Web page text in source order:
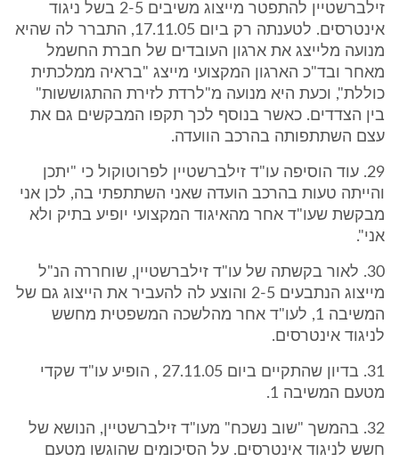
זילברשטיין להתפטר מייצוג משיבים 2-5 בשל ניגוד
אינטרסים. לטענתה רק ביום 17.11.05, התברר לה שהיא
מנועה מלייצג את ארגון העובדים של חברת החשמל
מאחר ובד"כ הארגון המקצועי מייצג "בראיה ממלכתית
כוללת", וכעת היא מנועה מ"לרדת לזירת ההתגוששות"
בין הצדדים. כאשר בנוסף לכך תקפו המבקשים גם את
עצם השתתפותה בהרכב הוועדה.
29. עוד הוסיפה עו"ד זילברשטיין לפרוטוקול כי "יתכן
והייתה טעות בהרכב הועדה שאני השתתפתי בה, לכן אני
מבקשת שעו"ד אחר מהאיגוד המקצועי יופיע בתיק ולא
אני".
30. לאור בקשתה של עו"ד זילברשטיין, שוחררה הנ"ל
מייצוג הנתבעים 2-5 והוצע לה להעביר את הייצוג גם של
המשיבה 1, לעו"ד אחר מהלשכה המשפטית מחשש
לניגוד אינטרסים.
31. בדיון שהתקיים ביום 27.11.05 , הופיע עו"ד שקדי
מטעם המשיבה 1.
32. בהמשך "שוב נשכח" מעו"ד זילברשטיין, הנושא של
חשש לניגוד אינטרסים. על הסיכומים שהוגשו מטעם